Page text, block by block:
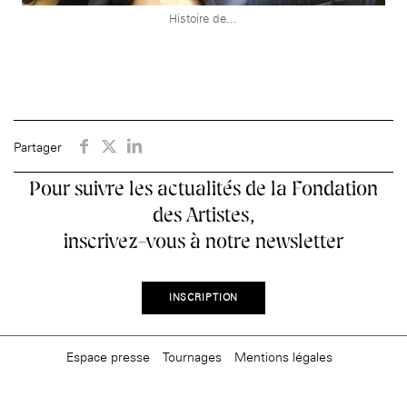
Histoire de...
Partager
Pour suivre les actualités de la Fondation
des Artistes,
inscrivez-vous à notre newsletter
INSCRIPTION
Espace presse Tournages Mentions légales
âge, à laMaison nationale
(EHPAD)
Rotonde Balzac de l’Hôtel
Salomon de Rothschild